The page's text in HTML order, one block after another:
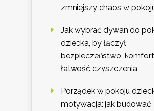
zmniejszy chaos w
Jak wybrać dywan do
dziecka, by łączył
bezpieczeństwo,
łatwość czyszczenia
Porządek w pokoju
motywacja: jak budować